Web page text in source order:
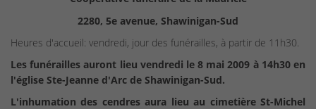
2280, 5e avenue, Shawinigan-Sud
Heures d'accueil: vendredi, jour des funérailles, à partir de 11h30.
Les funérailles auront lieu vendredi le 8 mai 2009 à 14h30 en
l'église Ste-Jeanne d'Arc de Shawinigan-Sud.
L'inhumation des cendres aura lieu au cimetière St-Michel